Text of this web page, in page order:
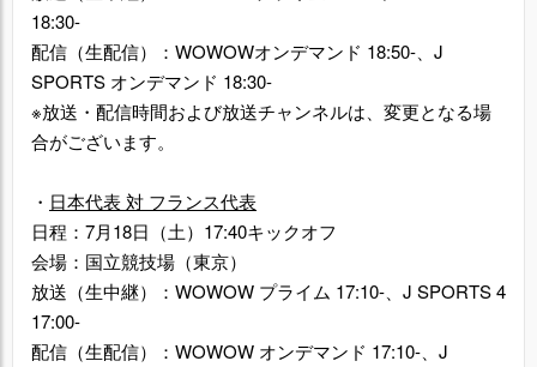
18:30-
配信（生配信）：WOWOWオンデマンド 18:50-、J
SPORTS オンデマンド 18:30-
※放送・配信時間および放送チャンネルは、変更となる場
合がございます。
・ 日本代表 対 フランス代表
日程：7月18日（土）17:40キックオフ
会場：国立競技場（東京）
放送（生中継）：WOWOW プライム 17:10-、J SPORTS 4
17:00-
配信（生配信）：WOWOW オンデマンド 17:10-、J